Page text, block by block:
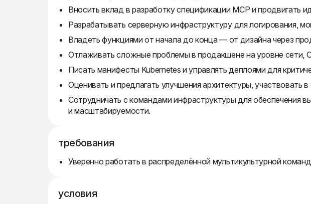
Вносить вклад в разработку спецификации MCP и продвигать
Разрабатывать серверную инфраструктуру для логирования,
Владеть функциями от начала до конца — от дизайна через
Отлаживать сложные проблемы в продакшене на уровне сети,
Писать манифесты Kubernetes и управлять деплоями для
Оценивать и предлагать улучшения архитектуры, участвовать
Сотрудничать с командами инфраструктуры для обеспечения
и масштабируемости.
требования
Уверенно работать в распределённой мультикультурной
условия